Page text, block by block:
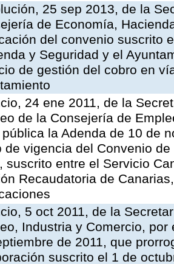
25 sep 2013, de la
de Economía,
del convenio suscrito
y Seguridad y el
de gestión del cobro en
24 ene 2011, de la
de la Consejería de
la Adenda de 10 de
de vigencia del Convenio
suscrito entre el Servicio
Recaudatoria de
5 oct 2011, de la
Industria y Comercio,
de 2011, que
suscrito el 1 de